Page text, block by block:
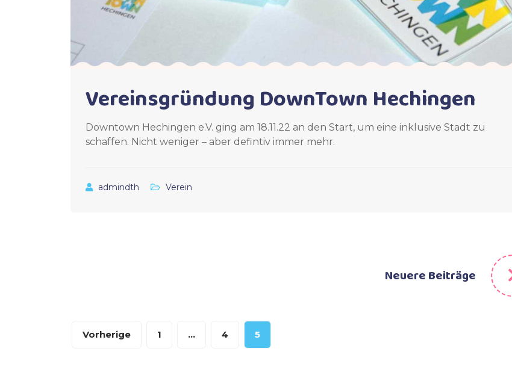
Vereinsgründung DownTown Hechingen
Downtown Hechingen e.V. ging am 18.11.22 an den Start, um eine inklusive Stadt zu
schaffen. Nicht weniger – aber defintiv immer mehr.
admindth Verein
Neuere Beiträge
Seitennummerierung
Vorherige 1 … 4 5